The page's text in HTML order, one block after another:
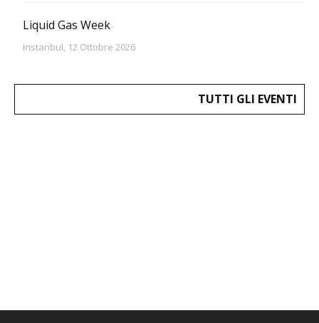
Liquid Gas Week
Instanbul, 12 Ottobre 2026
TUTTI GLI EVENTI